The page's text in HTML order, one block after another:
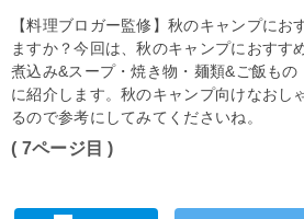
【料理ブロガー監修】秋のキャンプにお
ますか？今回は、秋のキャンプにおすす
煮込み&スープ・焼き物・麺類&ご飯も
に紹介します。秋のキャンプ向けなおし
るので参考にしてみてくださいね。
( 7ページ目 )